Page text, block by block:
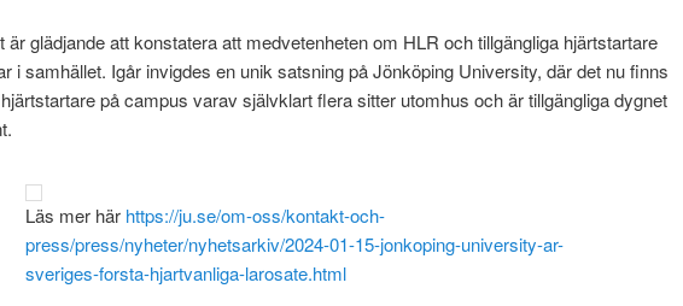
är glädjande att konstatera att medvetenheten om HLR och tillgängliga hjärtstartare
i samhället. Igår invigdes en unik satsning på Jönköping University, där det nu finns
på campus varav självklart flera sitter utomhus och är tillgängliga dygnet
Läs mer här https://ju.se/om-oss/kontakt-och-
press/press/nyheter/nyhetsarkiv/2024-01-15-jonkoping-university-ar-
sveriges-forsta-hjartvanliga-larosate.html